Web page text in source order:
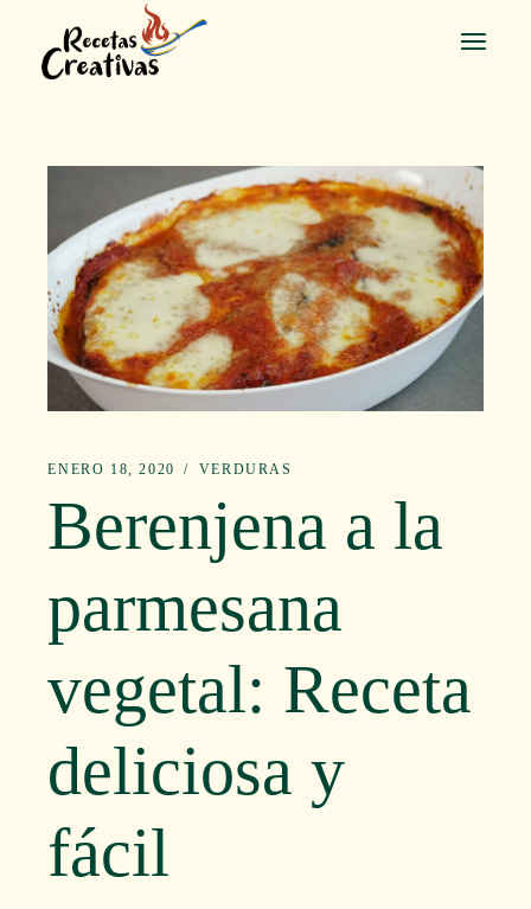
contenido
ENERO 18, 2020 VERDURAS
Berenjena a la
parmesana
vegetal: Receta
deliciosa y
fácil